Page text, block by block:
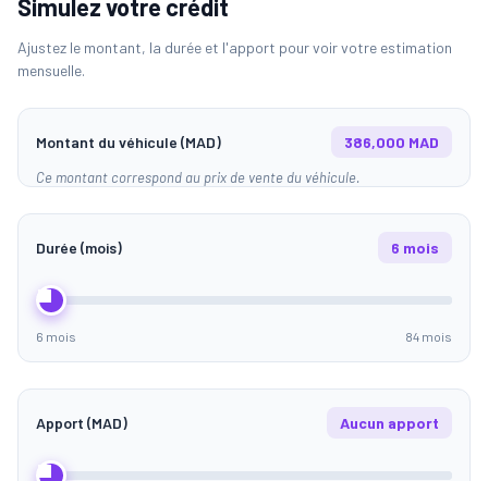
Simulez votre crédit
Ajustez le montant, la durée et l'apport pour voir votre estimation
mensuelle.
Montant du véhicule (MAD) 386,000 MAD
Ce montant correspond au prix de vente du véhicule.
Durée (mois) 6 mois
6 mois 84 mois
Apport (MAD) Aucun apport